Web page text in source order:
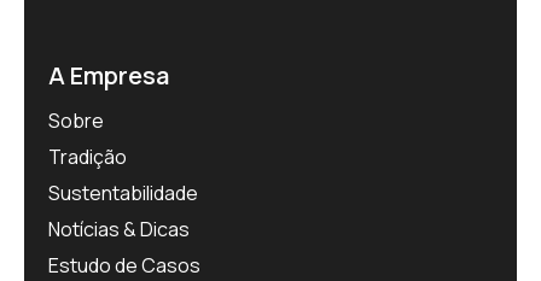
A Empresa
Sobre
Tradição
Sustentabilidade
Notícias & Dicas
Estudo de Casos